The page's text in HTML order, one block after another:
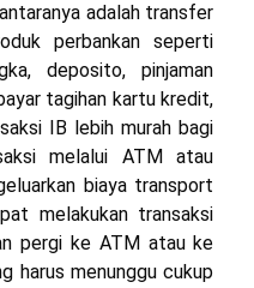
adalah transfer
perbankan seperti
deposito, pinjaman
tagihan kartu kredit,
IB lebih murah bagi
melalui ATM atau
biaya transport
melakukan transaksi
pergi ke ATM atau ke
harus menunggu cukup